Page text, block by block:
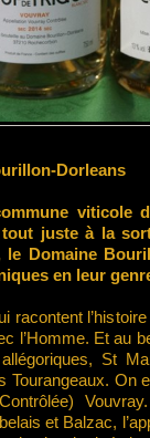
Dorleans
viticole
juste à la
le Domaine
en leur
racontent
l’Homme. Et au
St
Tourangeaux. On
et Balzac,